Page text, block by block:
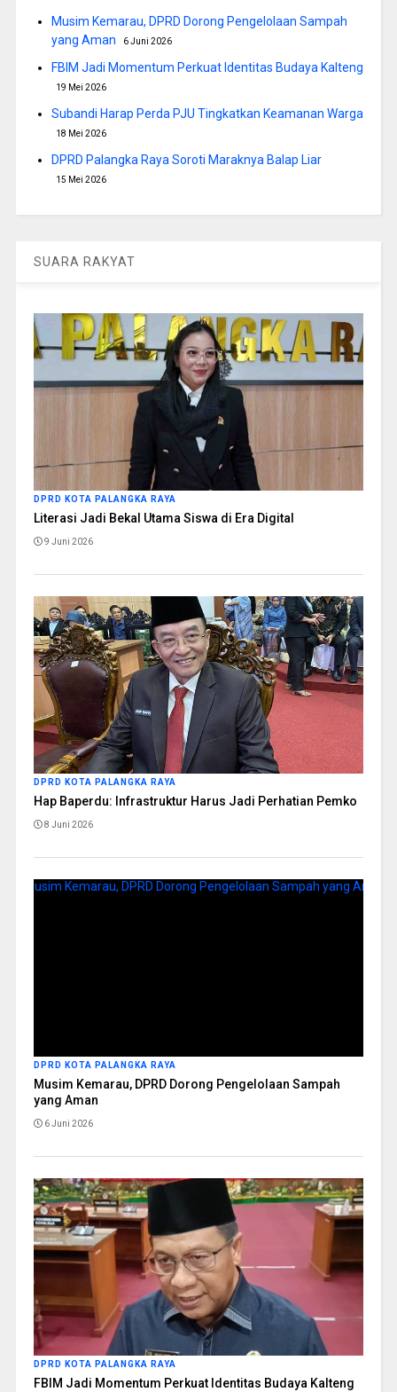
Musim Kemarau, DPRD Dorong Pengelolaan Sampah
yang Aman
6 Juni 2026
FBIM Jadi Momentum Perkuat Identitas Budaya Kalteng
19 Mei 2026
Subandi Harap Perda PJU Tingkatkan Keamanan Warga
18 Mei 2026
DPRD Palangka Raya Soroti Maraknya Balap Liar
15 Mei 2026
SUARA RAKYAT
DPRD KOTA PALANGKA RAYA
Literasi Jadi Bekal Utama Siswa di Era Digital
9 Juni 2026
DPRD KOTA PALANGKA RAYA
Hap Baperdu: Infrastruktur Harus Jadi Perhatian Pemko
8 Juni 2026
DPRD KOTA PALANGKA RAYA
Musim Kemarau, DPRD Dorong Pengelolaan Sampah
yang Aman
6 Juni 2026
DPRD KOTA PALANGKA RAYA
FBIM Jadi Momentum Perkuat Identitas Budaya Kalteng